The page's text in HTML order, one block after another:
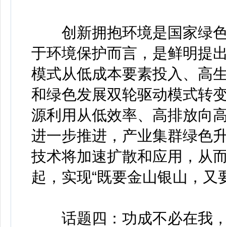
创新拥抱环境是国家绿色
于环境保护而言，是鲜明提
模式从低成本要素投入、高
和绿色发展双轮驱动模式转
源利用从低效率、高排放向
进一步推进，产业集群绿色
技术将加速扩散和应用，从
起，实现“既要金山银山，又
话题四：功成不必在我，